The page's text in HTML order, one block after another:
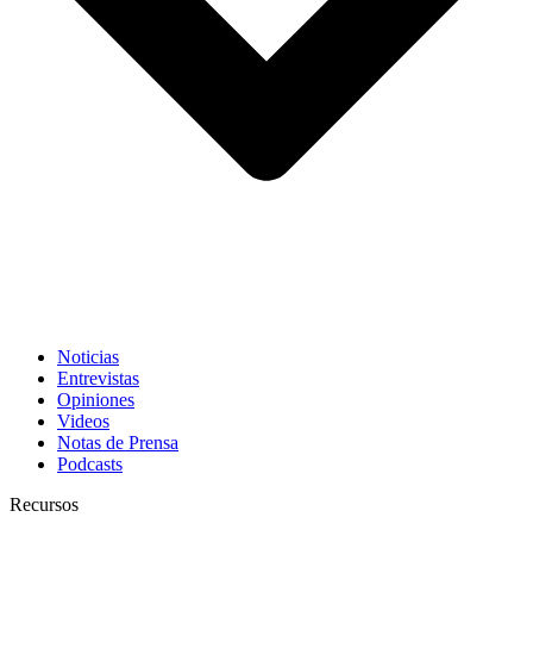
Noticias
Entrevistas
Opiniones
Videos
Notas de Prensa
Podcasts
Recursos